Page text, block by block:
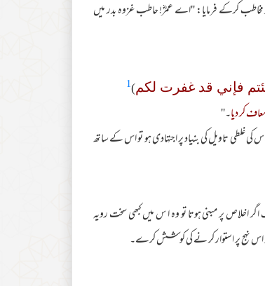
کرکے فرمایا: ''اے عمرؓ! حاطب غزوہ بدر میں
فإني قد غفرت لکم)
1
کر دیا۔''
غلطی تاویل کی بنیاد پر اجتہادی ہو تو اس کے ساتھ
اخلاص پر مبنی ہوتا تو وہ ا س میں کبھی سخت رویہ
اس نہج پر استوار کر نے کی کوشش کرے۔